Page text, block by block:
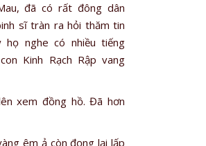
đã có rất đông dân
sĩ tràn ra hỏi thăm tin
nghe có nhiều tiếng
Kinh Rạch Rập vang
xem đồng hồ. Đã hơn
êm ả còn đọng lại lấp